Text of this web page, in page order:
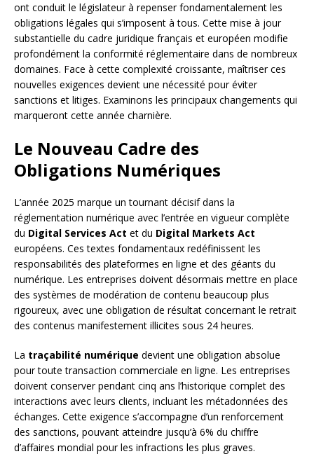
ont conduit le législateur à repenser fondamentalement les
obligations légales qui s’imposent à tous. Cette mise à jour
substantielle du cadre juridique français et européen modifie
profondément la conformité réglementaire dans de nombreux
domaines. Face à cette complexité croissante, maîtriser ces
nouvelles exigences devient une nécessité pour éviter
sanctions et litiges. Examinons les principaux changements qui
marqueront cette année charnière.
Le Nouveau Cadre des
Obligations Numériques
L’année 2025 marque un tournant décisif dans la
réglementation numérique avec l’entrée en vigueur complète
du Digital Services Act et du Digital Markets Act
européens. Ces textes fondamentaux redéfinissent les
responsabilités des plateformes en ligne et des géants du
numérique. Les entreprises doivent désormais mettre en place
des systèmes de modération de contenu beaucoup plus
rigoureux, avec une obligation de résultat concernant le retrait
des contenus manifestement illicites sous 24 heures.
La traçabilité numérique devient une obligation absolue
pour toute transaction commerciale en ligne. Les entreprises
doivent conserver pendant cinq ans l’historique complet des
interactions avec leurs clients, incluant les métadonnées des
échanges. Cette exigence s’accompagne d’un renforcement
des sanctions, pouvant atteindre jusqu’à 6% du chiffre
d’affaires mondial pour les infractions les plus graves.